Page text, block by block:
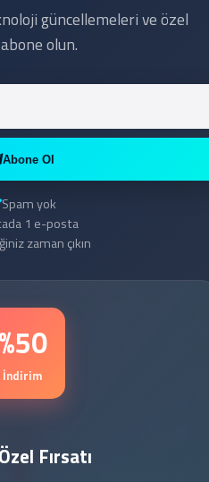
güncellemeleri ve özel
olun.
Abone Ol
Spam yok
1 e-posta
zaman çıkın
%50
İndirim
Fırsatı